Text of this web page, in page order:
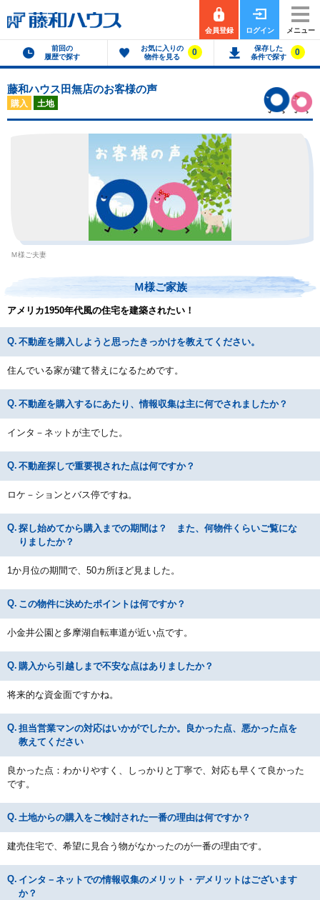
会員登録 ログイン メニュー
前回の
履歴で探す
お気に入りの
物件を見る
0
保存した
条件で探す
0
藤和ハウス田無店のお客様の声
購入 土地
Ｍ様ご夫妻
Ｍ様ご家族
アメリカ1950年代風の住宅を建築されたい！
不動産を購入しようと思ったきっかけを教えてください。
住んでいる家が建て替えになるためです。
不動産を購入するにあたり、情報収集は主に何でされましたか？
インタ－ネットが主でした。
不動産探しで重要視された点は何ですか？
ロケ－ションとバス停ですね。
探し始めてから購入までの期間は？ また、何物件くらいご覧にな
りましたか？
1か月位の期間で、50カ所ほど見ました。
この物件に決めたポイントは何ですか？
小金井公園と多摩湖自転車道が近い点です。
購入から引越しまで不安な点はありましたか？
将来的な資金面ですかね。
担当営業マンの対応はいかがでしたか。良かった点、悪かった点を
教えてください
良かった点：わかりやすく、しっかりと丁寧で、対応も早くて良かった
です。
土地からの購入をご検討された一番の理由は何ですか？
建売住宅で、希望に見合う物がなかったのが一番の理由です。
インタ－ネットでの情報収集のメリット・デメリットはございます
か？